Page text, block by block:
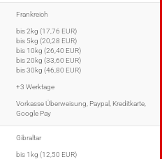
Frankreich
bis 2kg (17,76 EUR)
bis 5kg (20,28 EUR)
bis 10kg (26,40 EUR)
bis 20kg (33,60 EUR)
bis 30kg (46,80 EUR)
+3 Werktage
Vorkasse Überweisung, Paypal, Kreditkarte,
Google Pay
Gibraltar
bis 1kg (12,50 EUR)